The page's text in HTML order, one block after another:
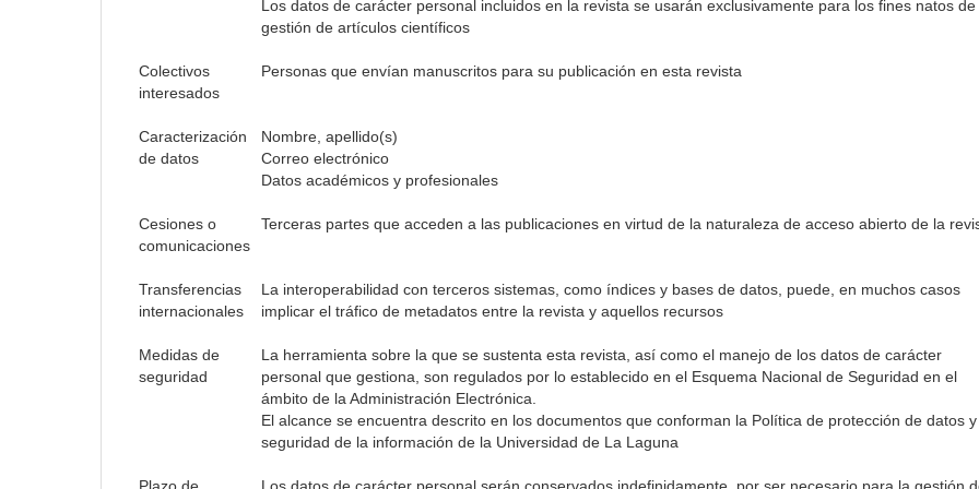
Los datos de carácter personal incluidos en la revista se usarán exclusivamente para los fines natos de
gestión de artículos científicos
Colectivos
interesados
Personas que envían manuscritos para su publicación en esta revista
Caracterización
de datos
Nombre, apellido(s)
Correo electrónico
Datos académicos y profesionales
Cesiones o
comunicaciones
Terceras partes que acceden a las publicaciones en virtud de la naturaleza de acceso abierto de la
Transferencias
internacionales
La interoperabilidad con terceros sistemas, como índices y bases de datos, puede, en muchos casos
implicar el tráfico de metadatos entre la revista y aquellos recursos
Medidas de
seguridad
La herramienta sobre la que se sustenta esta revista, así como el manejo de los datos de carácter
personal que gestiona, son regulados por lo establecido en el Esquema Nacional de Seguridad en el
ámbito de la Administración Electrónica.
El alcance se encuentra descrito en los documentos que conforman la Política de protección de datos y
seguridad de la información de la Universidad de La Laguna